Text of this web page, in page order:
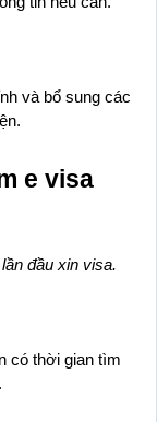
và bổ sung các
e visa
đầu xin visa.
có thời gian tìm